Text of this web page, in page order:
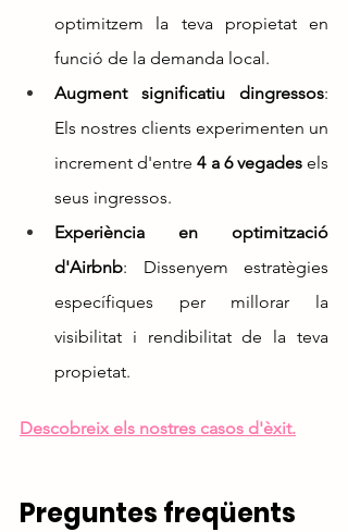
optimitzem la teva propietat en
funció de la demanda local.
Augment significatiu dingressos:
Els nostres clients experimenten un
increment d'entre 4 a 6 vegades els
seus ingressos.
Experiència en optimització
d'Airbnb: Dissenyem estratègies
específiques per millorar la
visibilitat i rendibilitat de la teva
propietat.
Descobreix els nostres casos d'èxit.
Preguntes freqüents